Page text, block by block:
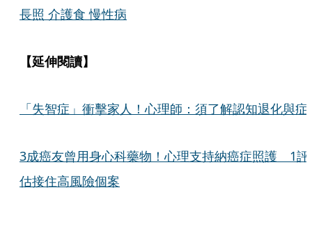
長照 介護食 慢性病
【延伸閱讀】
「失智症」衝擊家人！心理師：須了解認知退化與症
3成癌友曾用身心科藥物！心理支持納癌症照護 1評
估接住高風險個案